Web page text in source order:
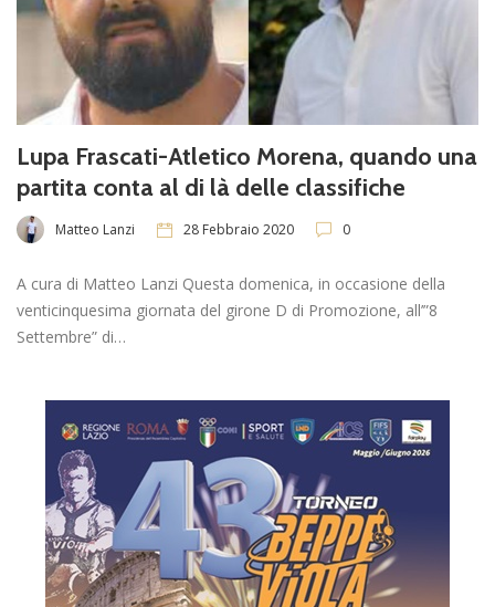
Lupa Frascati-Atletico Morena, quando una
partita conta al di là delle classifiche
Matteo Lanzi 28 Febbraio 2020 0
A cura di Matteo Lanzi Questa domenica, in occasione della
venticinquesima giornata del girone D di Promozione, all’”8
Settembre” di…